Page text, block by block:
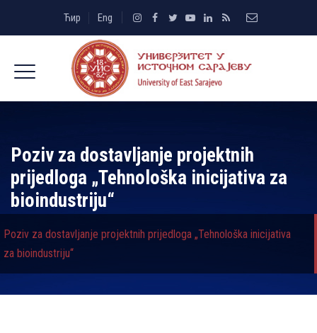
Ћир Eng
Poziv za dostavljanje projektnih
prijedloga „Tehnološka inicijativa za
bioindustriju“
Poziv za dostavljanje projektnih prijedloga „Tehnološka inicijativa
za bioindustriju“